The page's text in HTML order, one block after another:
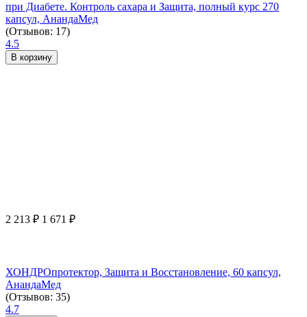
при Диабете. Контроль сахара и Защита, полный курс 270
капсул, АнандаМед
(Отзывов: 17)
4.5
В корзину
2 213 ₽ 1 671 ₽
ХОНДРОпротектор, Защита и Восстановление, 60 капсул,
АнандаМед
(Отзывов: 35)
4.7